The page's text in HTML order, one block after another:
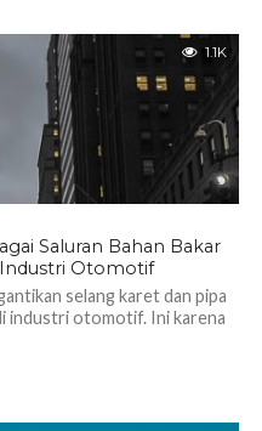
1.1K
Saluran Bahan Bakar
Industri Otomotif
selang karet dan pipa
industri otomotif. Ini karena